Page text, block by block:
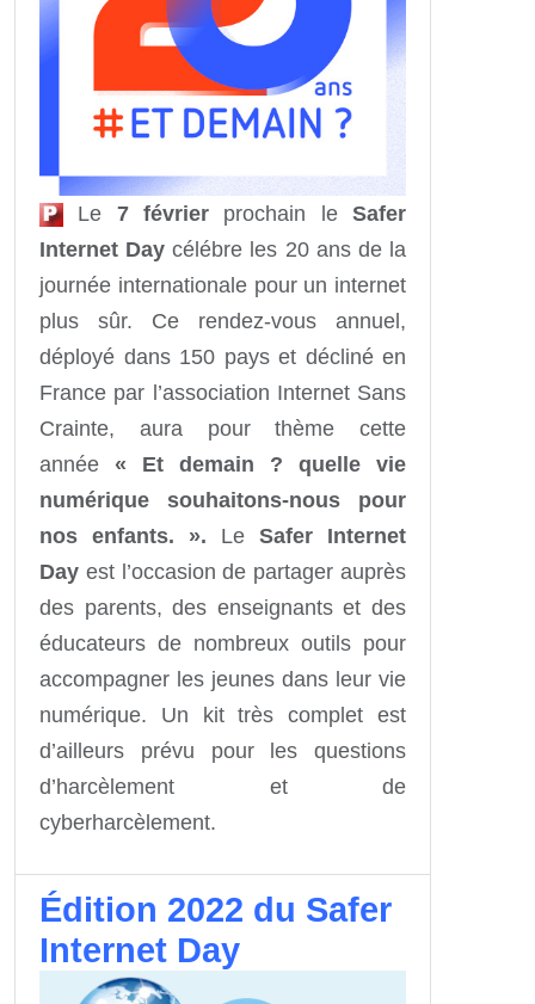
Le 7 février prochain leSafer
Internet Day célébre les 20 ans de la
journée internationale pour un internet
plus sûr. Ce rendez-vous annuel,
déployé dans 150 pays et décliné en
France par l’association Internet Sans
Crainte, aura pour thème cette
année « Et demain ? quelle vie
numérique souhaitons-nous pour
nos enfants. ». Le Safer Internet
Day est l’occasion de partager auprès
des parents, des enseignants et des
éducateurs de nombreux outils pour
accompagner les jeunes dans leur vie
numérique. Un kit très complet est
d’ailleurs prévu pour les questions
d’harcèlement et de
cyberharcèlement.
Édition 2022 du Safer
Internet Day